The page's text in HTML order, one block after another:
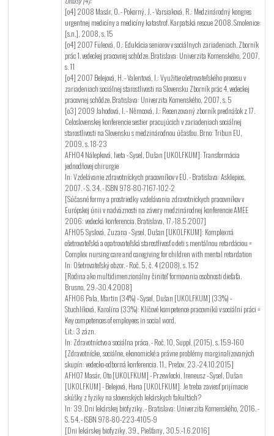
[o4] 2008 Masár, O. - Pokorný, J. - Varsiaková, R.: Medzinárodný kongres
urgentnej medicíny a medicíny katastrof. Karpatská rescue 2008. Smolenice:
[s.n.], 2008, s. 15
[o4] 2007 Füleová, O.: Edukácia seniorov v sociálnych zariadeniach. Zborník
prác 1. vedeckej pracovnej schôdze. Bratislava: Univerzita Komenského, 2007,
s. 11
[o4] 2007 Belejová, H. - Valentová, I.: Využitie ošetrovateľského procesu v
zariadeniach sociálnej starostlivosti na Slovensku Zborník prác 4. vedeckej
pracovnej schôdze. Bratislava: Univerzita Komenského, 2007, s. 5
[o3] 2009 Jahodová, I. - Němcová, J.: Recenzovaný zborník prednášok z 17.
Celoslovenskej konferencie sestier pracujúcich v zariadeniach sociálnej
starostlivosti na Slovensku s medzinárodnou účasťou. Brno: Tribun EU,
2009, s. 18-23
AFH04 Nálepková, Iveta - Sysel, Dušan [UKOLFKUM]: Transformácia
jednodňovej chirurgie
In: Vzdelávanie zdravotníckych pracovníkov v EÚ. - Bratislava: Asklepios,
2007. - S. 34. - ISBN 978-80-7167-102-2
[Súčasné formy a prostriedky vzdelávania zdravotníckych pracovníkov v
Európskej únii v nadväznosti na závery medzinárodnej konferencie AMEE
2006: vedecká konferencia. Bratislava, 17.-18.5.2007]
AFH05 Syslová, Zuzana - Sysel, Dušan [UKOLFKUM]: Komplexná
ošetrovateľská a opatrovateľská starostlivosť o deti s mentálnou retardáciou =
Complex nursing care and caregiving for children with mental retardation
In: Ošetrovateľský obzor. - Roč. 5, č. 4 (2008), s. 152
[Rodina ako multidimenzionálny činiteľ formovania osobnosti dieťaťa.
Brusno, 29.-30.4.2008]
AFH06 Pala, Martin (34%) - Sysel, Dušan [UKOLFKUM] (33%) -
Stuchlíková, Karolína (33%): Klíčové kompetence pracovníků v sociální práci =
Key competences of employees in social word.
Lit.: 3 zázn.
In: Zdravotníctvo a sociálna práca. - Roč. 10, Suppl. (2015), s. 159-160
[Zdravotnícke, sociálne, ekonomické a právne problémy marginalizovaných
skupín: vedecko-odborná konferencia. 11., Prešov, 23.-24.10.2015]
AFH07 Masár, Oto [UKOLFKUM] - Przewlocki, Ireneusz - Sysel, Dušan
[UKOLFKUM] - Belejová, Hana [UKOLFKUM]: Je treba zaviesť prijímacie
skúšky z fyziky na slovenských lekárskych fakultách?
In: 39. Dni lekárskej biofyziky. - Bratislava: Univerzita Komenského, 2016. -
S. 54. - ISBN 978-80-223-4105-9
[Dni lekárskej biofyziky. 39., Piešťany, 30.5.-1.6.2016]